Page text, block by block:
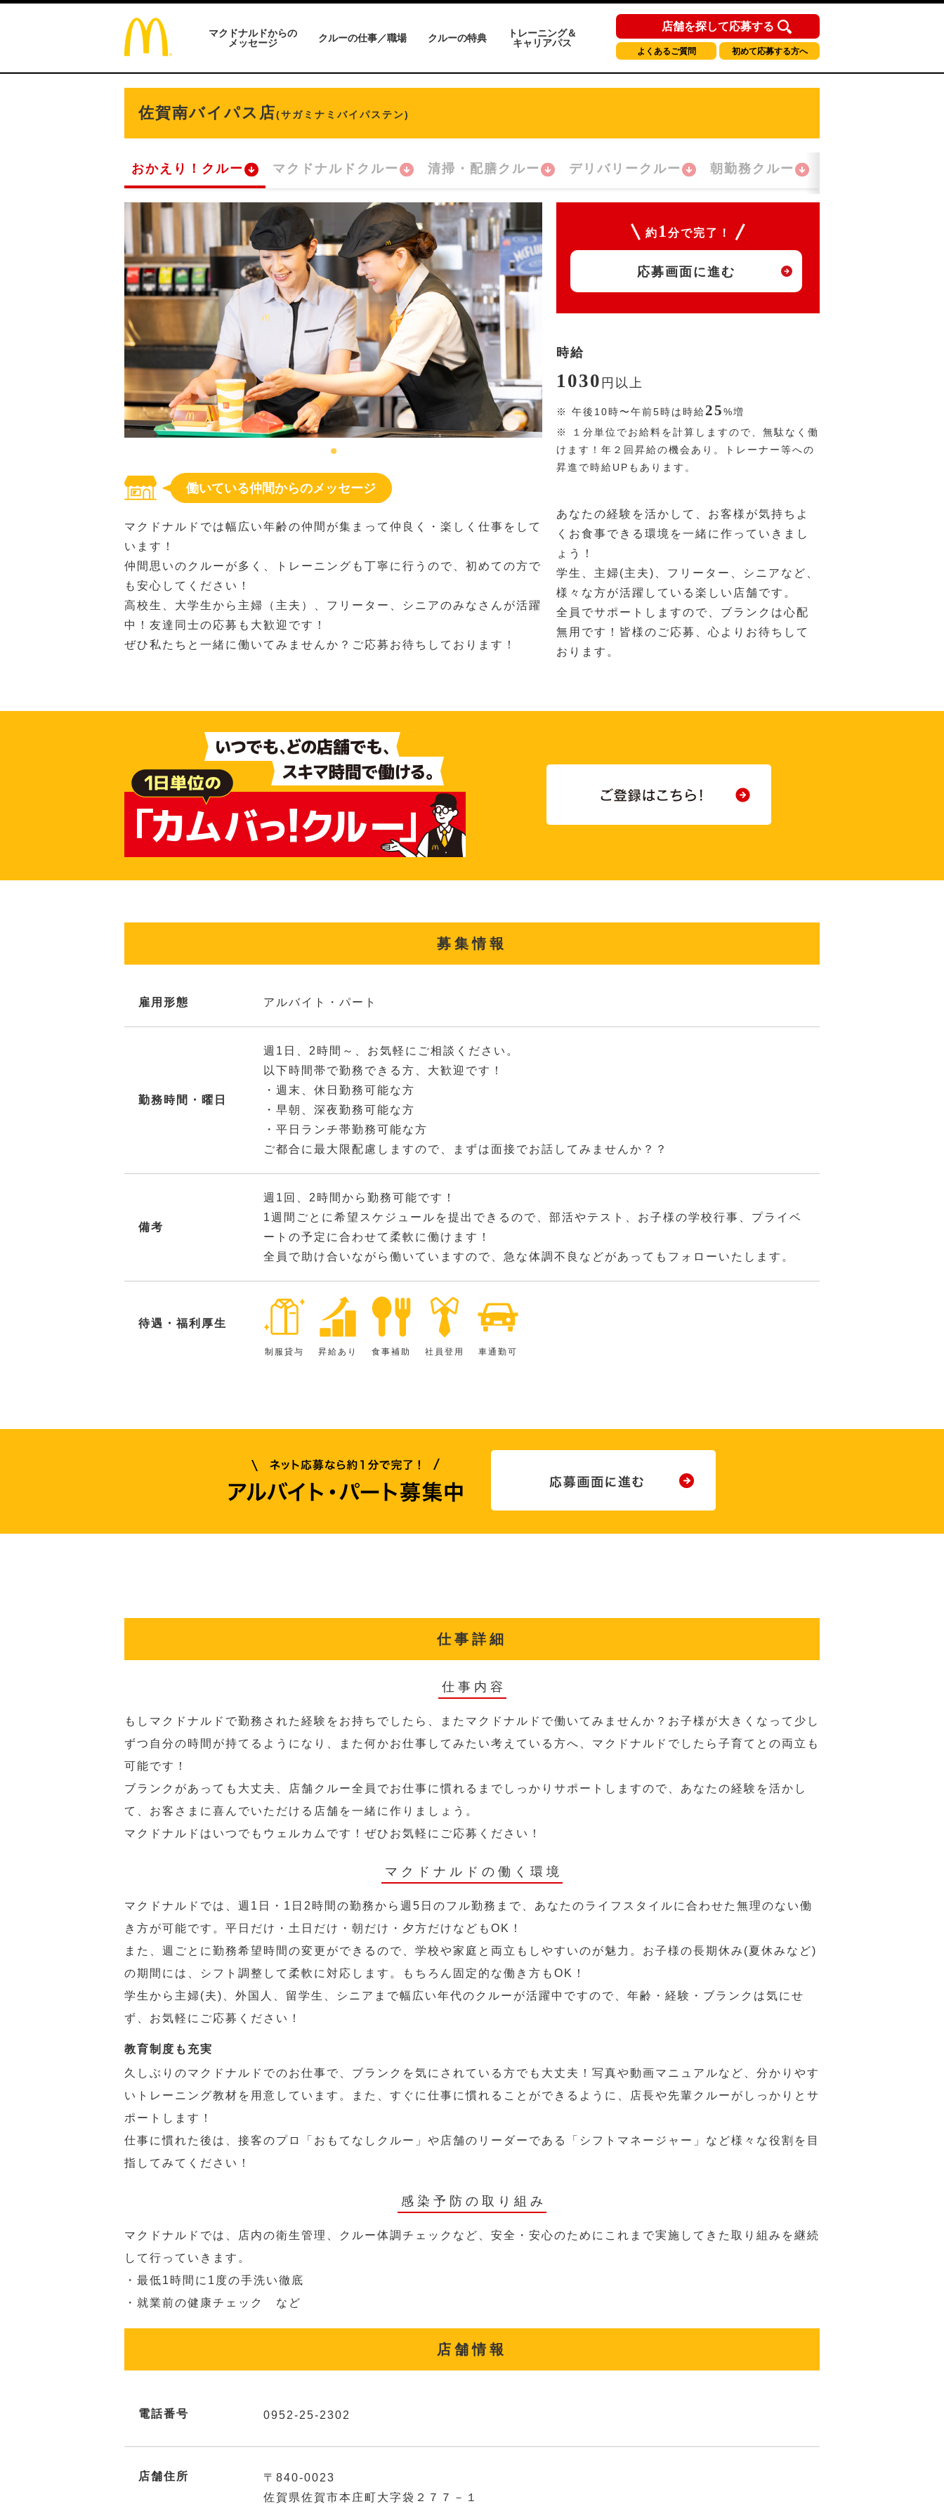
マクドナルドからの
メッセージ
クルーの仕事／職場 クルーの特典
トレーニング＆
キャリアパス
店舗を探して応募する
よくあるご質問 初めて応募する方へ
佐賀南バイパス店(サガミナミバイパステン)
おかえり！クルー マクドナルドクルー 清掃・配膳クルー デリバリークルー 朝勤務クルー
働いている仲間からのメッセージ
マクドナルドでは幅広い年齢の仲間が集まって仲良く・楽しく仕事をして
います！
仲間思いのクルーが多く、トレーニングも丁寧に行うので、初めての方で
も安心してください！
高校生、大学生から主婦（主夫）、フリーター、シニアのみなさんが活躍
中！友達同士の応募も大歓迎です！
ぜひ私たちと一緒に働いてみませんか？ご応募お待ちしております！
約 1 分で完了！
応募画面に進む
時給
1030 円 以上
※ 午後10時〜午前5時は時給25%増
※
１分単位でお給料を計算しますので、無駄なく働
けます！年２回昇給の機会あり。トレーナー等への
昇進で時給UPもあります。
あなたの経験を活かして、お客様が気持ちよ
くお食事できる環境を一緒に作っていきまし
ょう！
学生、主婦(主夫)、フリーター、シニアなど、
様々な方が活躍している楽しい店舗です。
全員でサポートしますので、ブランクは心配
無用です！皆様のご応募、心よりお待ちして
おります。
募集情報
雇用形態 アルバイト・パート
勤務時間・曜日
週1日、2時間～、お気軽にご相談ください。
以下時間帯で勤務できる方、大歓迎です！
・週末、休日勤務可能な方
・早朝、深夜勤務可能な方
・平日ランチ帯勤務可能な方
ご都合に最大限配慮しますので、まずは面接でお話してみませんか？？
備考
週1回、2時間から勤務可能です！
1週間ごとに希望スケジュールを提出できるので、部活やテスト、お子様の学校行事、プライベ
ートの予定に合わせて柔軟に働けます！
全員で助け合いながら働いていますので、急な体調不良などがあってもフォローいたします。
待遇・福利厚生
制服貸与 昇給あり 食事補助 社員登用 車通勤可
仕事詳細
仕事内容
もしマクドナルドで勤務された経験をお持ちでしたら、またマクドナルドで働いてみませんか？お子様が大きくなって少し
ずつ自分の時間が持てるようになり、また何かお仕事してみたい考えている方へ、マクドナルドでしたら子育てとの両立も
可能です！
ブランクがあっても大丈夫、店舗クルー全員でお仕事に慣れるまでしっかりサポートしますので、あなたの経験を活かし
て、お客さまに喜んでいただける店舗を一緒に作りましょう。
マクドナルドはいつでもウェルカムです！ぜひお気軽にご応募ください！
マクドナルドの働く環境
マクドナルドでは、週1日・1日2時間の勤務から週5日のフル勤務まで、あなたのライフスタイルに合わせた無理のない働
き方が可能です。平日だけ・土日だけ・朝だけ・夕方だけなどもOK！
また、週ごとに勤務希望時間の変更ができるので、学校や家庭と両立もしやすいのが魅力。お子様の長期休み(夏休みなど)
の期間には、シフト調整して柔軟に対応します。もちろん固定的な働き方もOK！
学生から主婦(夫)、外国人、留学生、シニアまで幅広い年代のクルーが活躍中ですので、年齢・経験・ブランクは気にせ
ず、お気軽にご応募ください！
教育制度も充実
久しぶりのマクドナルドでのお仕事で、ブランクを気にされている方でも大丈夫！写真や動画マニュアルなど、分かりやす
いトレーニング教材を用意しています。また、すぐに仕事に慣れることができるように、店長や先輩クルーがしっかりとサ
ポートします！
仕事に慣れた後は、接客のプロ「おもてなしクルー」や店舗のリーダーである「シフトマネージャー」など様々な役割を目
指してみてください！
感染予防の取り組み
マクドナルドでは、店内の衛生管理、クルー体調チェックなど、安全・安心のためにこれまで実施してきた取り組みを継続
して行っていきます。
・最低1時間に1度の手洗い徹底
・就業前の健康チェック など
店舗情報
電話番号 0952-25-2302
店舗住所
〒840-0023
佐賀県佐賀市本庄町大字袋２７７－１